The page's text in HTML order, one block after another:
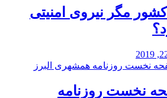
کشور مگر نیروی امنیتی
نخست روزنامه‌